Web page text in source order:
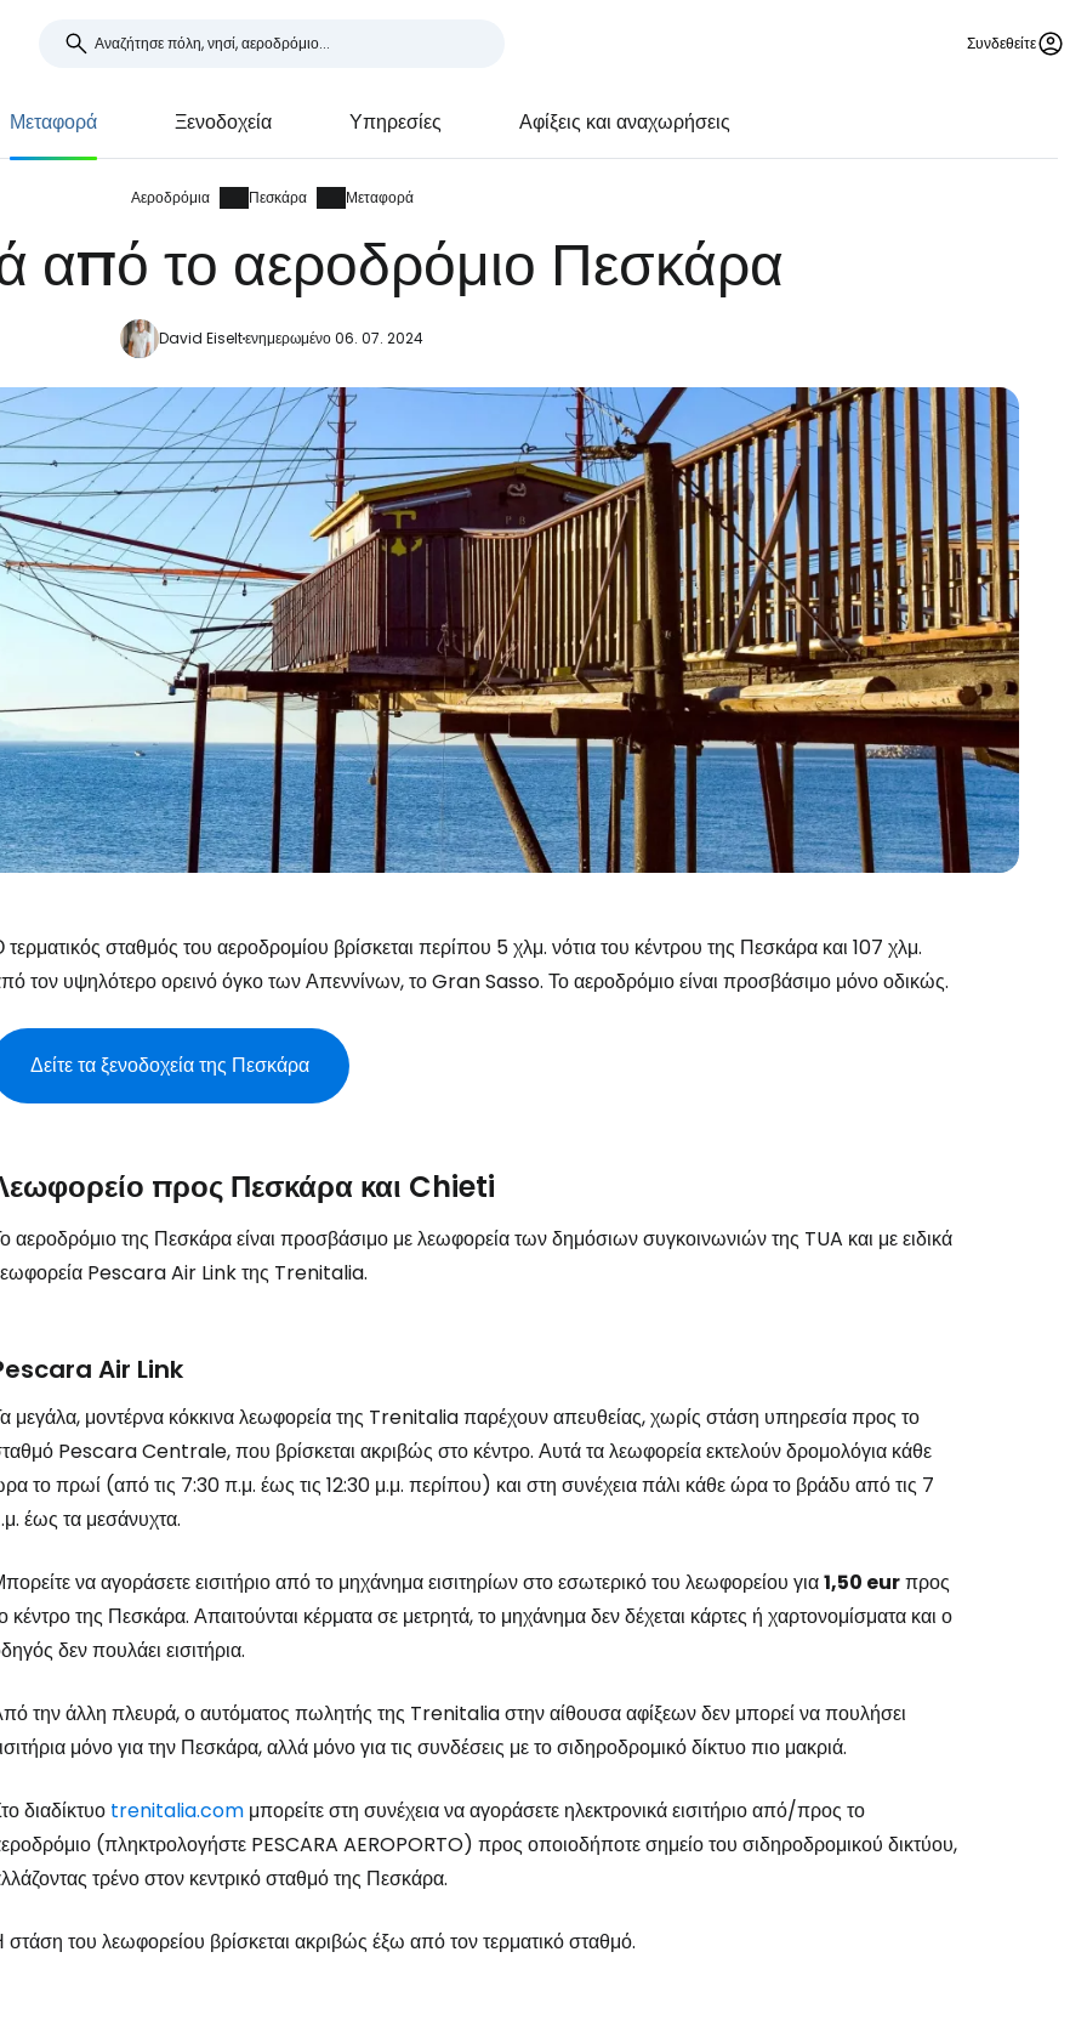
Συνδεθείτε
Μεταφορά Ξενοδοχεία Υπηρεσίες Αφίξεις και αναχωρήσεις
Αεροδρόμια Πεσκάρα Μεταφορά
από το αεροδρόμιο Πεσκάρα
David Eiseltενημερωμένο 06. 07. 2024
τερματικός σταθμός του αεροδρομίου βρίσκεται περίπου 5 χλμ. νότια του κέντρου της Πεσκάρα και 107 χλμ.
τον υψηλότερο ορεινό όγκο των Απεννίνων, το Gran Sasso. Το αεροδρόμιο είναι προσβάσιμο μόνο οδικώς.
Δείτε τα ξενοδοχεία της Πεσκάρα
προς Πεσκάρα και Chieti
αεροδρόμιο της Πεσκάρα είναι προσβάσιμο με λεωφορεία των δημόσιων συγκοινωνιών της TUA και με ειδικά
Pescara Air Link της Trenitalia.
Air Link
μεγάλα, μοντέρνα κόκκινα λεωφορεία της Trenitalia παρέχουν απευθείας, χωρίς στάση υπηρεσία προς το
Pescara Centrale, που βρίσκεται ακριβώς στο κέντρο. Αυτά τα λεωφορεία εκτελούν δρομολόγια κάθε
το πρωί (από τις 7:30 π.μ. έως τις 12:30 μ.μ. περίπου) και στη συνέχεια πάλι κάθε ώρα το βράδυ από τις 7
έως τα μεσάνυχτα.
να αγοράσετε εισιτήριο από το μηχάνημα εισιτηρίων στο εσωτερικό του λεωφορείου για1,50 eurπρος
κέντρο της Πεσκάρα. Απαιτούνται κέρματα σε μετρητά, το μηχάνημα δεν δέχεται κάρτες ή χαρτονομίσματα και ο
δεν πουλάει εισιτήρια.
την άλλη πλευρά, ο αυτόματος πωλητής της Trenitalia στην αίθουσα αφίξεων δεν μπορεί να πουλήσει
μόνο για την Πεσκάρα, αλλά μόνο για τις συνδέσεις με το σιδηροδρομικό δίκτυο πιο μακριά.
διαδίκτυο trenitalia.com μπορείτε στη συνέχεια να αγοράσετε ηλεκτρονικά εισιτήριο από/προς το
(πληκτρολογήστε PESCARA AEROPORTO) προς οποιοδήποτε σημείο του σιδηροδρομικού δικτύου,
τρένο στον κεντρικό σταθμό της Πεσκάρα.
στάση του λεωφορείου βρίσκεται ακριβώς έξω από τον τερματικό σταθμό.